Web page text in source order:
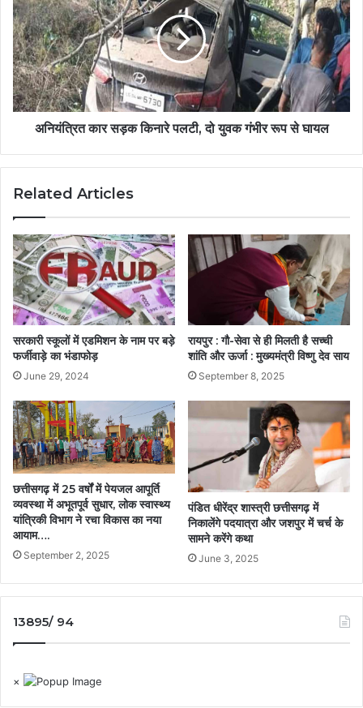
अनियंत्रित कार सड़क किनारे पलटी, दो युवक गंभीर रूप से घायल
Related Articles
सरकारी स्कूलों में एडमिशन के नाम पर बड़े
फर्जीवाड़े का भंडाफोड़
June 29, 2024
रायपुर : गौ-सेवा से ही मिलती है सच्ची
शांति और ऊर्जा : मुख्यमंत्री विष्णु देव साय
September 8, 2025
छत्तीसगढ़ में 25 वर्षों में पेयजल आपूर्ति
व्यवस्था में अभूतपूर्व सुधार, लोक स्वास्थ्य
यांत्रिकी विभाग ने रचा विकास का नया
आयाम….
September 2, 2025
पंडित धीरेंद्र शास्त्री छत्तीसगढ़ में
निकालेंगे पदयात्रा और जशपुर में चर्च के
सामने करेंगे कथा
June 3, 2025
13895/ 94
×